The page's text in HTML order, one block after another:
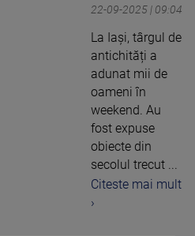
22-09-2025 | 09:04
La Iași, târgul de
antichități a
adunat mii de
oameni în
weekend. Au
fost expuse
obiecte din
secolul trecut ...
Citeste mai mult
›